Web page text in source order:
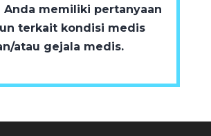
Anda memiliki pertanyaan
terkait kondisi medis
atau gejala medis.